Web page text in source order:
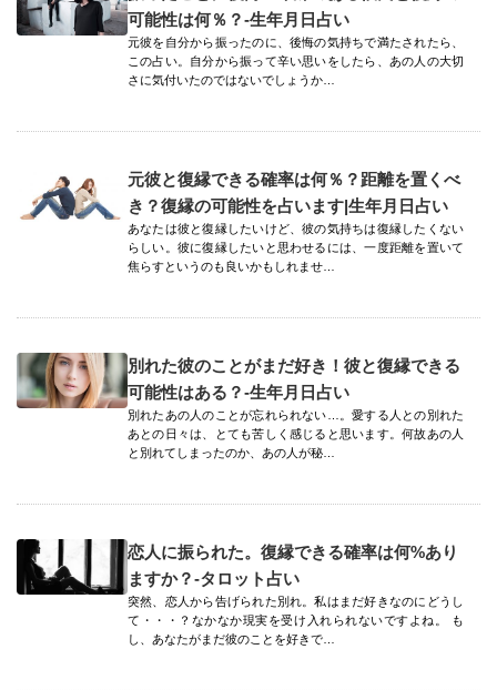
可能性は何％？-生年月日占い
元彼を自分から振ったのに、後悔の気持ちで満たされたら、
この占い。自分から振って辛い思いをしたら、あの人の大切
さに気付いたのではないでしょうか…
元彼と復縁できる確率は何％？距離を置くべ
き？復縁の可能性を占います|生年月日占い
あなたは彼と復縁したいけど、彼の気持ちは復縁したくない
らしい。彼に復縁したいと思わせるには、一度距離を置いて
焦らすというのも良いかもしれませ…
別れた彼のことがまだ好き！彼と復縁できる
可能性はある？-生年月日占い
別れたあの人のことが忘れられない…。愛する人との別れた
あとの日々は、とても苦しく感じると思います。何故あの人
と別れてしまったのか、あの人が秘…
恋人に振られた。復縁できる確率は何%あり
ますか？-タロット占い
突然、恋人から告げられた別れ。私はまだ好きなのにどうし
て・・・？なかなか現実を受け入れられないですよね。 も
し、あなたがまだ彼のことを好きで…